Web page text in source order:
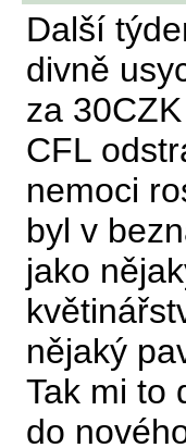
Další
divně
za
CFL
nemoci
byl v
jako
nějaký
Tak mi to
do